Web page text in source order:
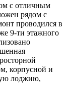
с отличным
рядом с
проводился в
9-ти этажного
корпусной и
лоджию,